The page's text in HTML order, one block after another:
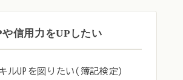
や信用力をUPしたい
ルUPを図りたい(簿記検定)